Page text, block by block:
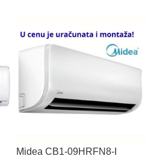
Midea CB1-09HRFN8-I